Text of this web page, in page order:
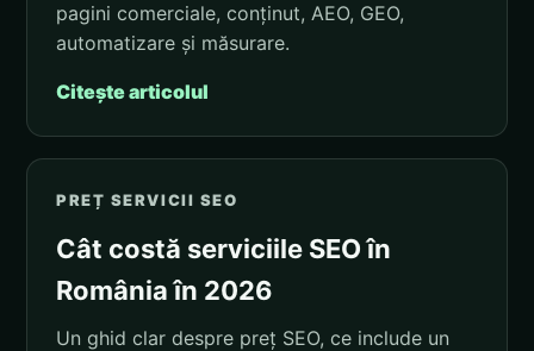
pagini comerciale, conținut, AEO, GEO,
automatizare și măsurare.
Citește articolul
PREȚ SERVICII SEO
Cât costă serviciile SEO în
România în 2026
Un ghid clar despre preț SEO, ce include un